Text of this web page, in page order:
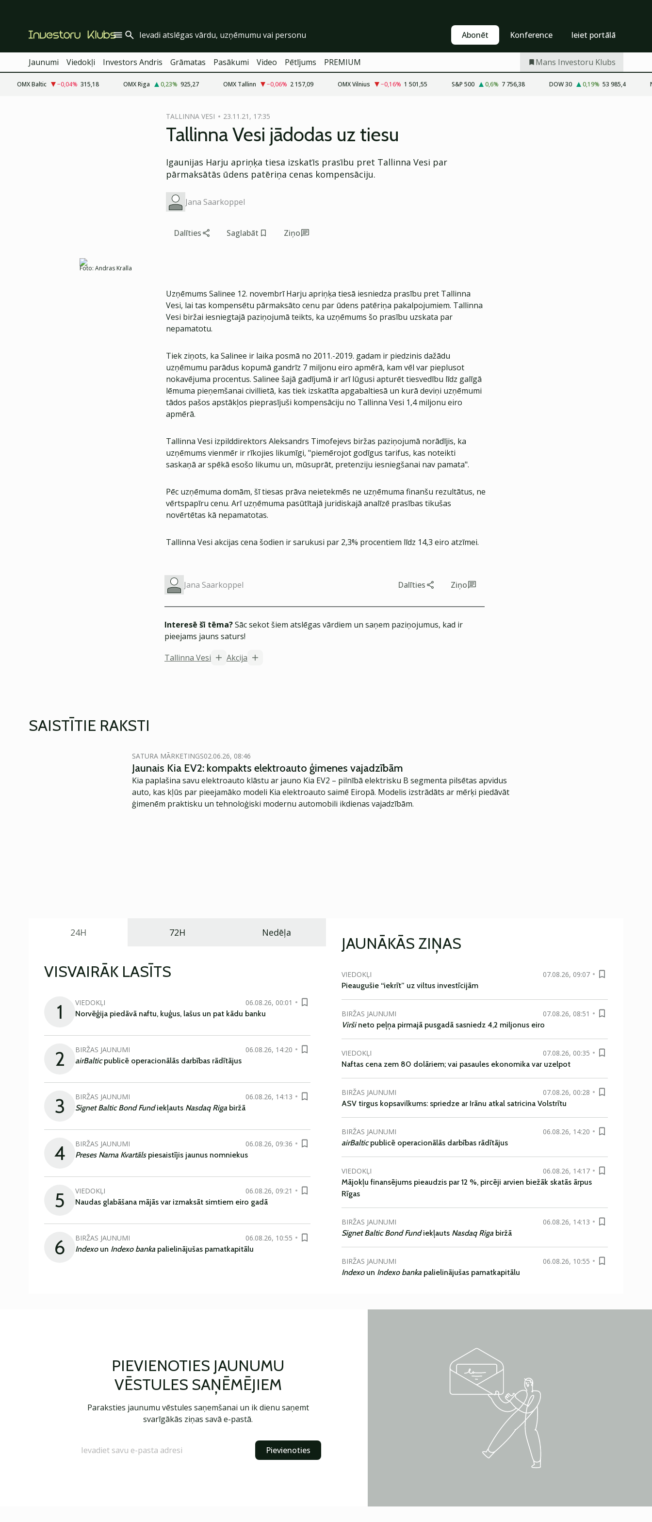
Abonēt Konference Ieiet portālā
Jaunumi Viedokļi Investors Andris Grāmatas Pasākumi Video Pētījums PREMIUM Mans Investoru Klubs
OMX Baltic −0,04% 315,18 OMX Riga 0,23% 925,27 OMX Tallinn −0,06% 2 157,09 OMX Vilnius −0,16% 1 501,55 S&P 500 0,6% 7 756,38 DOW 30 0,19% 53 985,4
TALLINNA VESI 23.11.21, 17:35
Tallinna Vesi jādodas uz tiesu
Igaunijas Harju apriņķa tiesa izskatīs prasību pret Tallinna Vesi par
pārmaksātās ūdens patēriņa cenas kompensāciju.
Jana Saarkoppel
Dalīties Saglabāt Ziņo
Foto: Andras Kralla
Uzņēmums Salinee 12. novembrī Harju apriņķa tiesā iesniedza prasību pret Tallinna
Vesi, lai tas kompensētu pārmaksāto cenu par ūdens patēriņa pakalpojumiem. Tallinna
Vesi biržai iesniegtajā paziņojumā teikts, ka uzņēmums šo prasību uzskata par
nepamatotu.
Tiek ziņots, ka Salinee ir laika posmā no 2011.-2019. gadam ir piedzinis dažādu
uzņēmumu parādus kopumā gandrīz 7 miljonu eiro apmērā, kam vēl var pieplusot
nokavējuma procentus. Salinee šajā gadījumā ir arī lūgusi apturēt tiesvedību līdz galīgā
lēmuma pieņemšanai civillietā, kas tiek izskatīta apgabaltiesā un kurā deviņi uzņēmumi
tādos pašos apstākļos pieprasījuši kompensāciju no Tallinna Vesi 1,4 miljonu eiro
apmērā.
Tallinna Vesi izpilddirektors Aleksandrs Timofejevs biržas paziņojumā norādījis, ka
uzņēmums vienmēr ir rīkojies likumīgi, "piemērojot godīgus tarifus, kas noteikti
saskaņā ar spēkā esošo likumu un, mūsuprāt, pretenziju iesniegšanai nav pamata".
Pēc uzņēmuma domām, šī tiesas prāva neietekmēs ne uzņēmuma finanšu rezultātus, ne
vērtspapīru cenu. Arī uzņēmuma pasūtītajā juridiskajā analīzē prasības tikušas
novērtētas kā nepamatotas.
Tallinna Vesi akcijas cena šodien ir sarukusi par 2,3% procentiem līdz 14,3 eiro atzīmei.
Jana Saarkoppel Dalīties Ziņo
Interesē šī tēma?Sāc sekot šiem atslēgas vārdiem un saņem paziņojumus, kad ir
pieejams jauns saturs!
Tallinna Vesi
Akcija
SAISTĪTIE RAKSTI
SATURA MĀRKETINGS02.06.26, 08:46
Jaunais Kia EV2: kompakts elektroauto ģimenes vajadzībām
Kia paplašina savu elektroauto klāstu ar jauno Kia EV2 – pilnībā elektrisku B segmenta pilsētas apvidus
auto, kas kļūs par pieejamāko modeli Kia elektroauto saimē Eiropā. Modelis izstrādāts ar mērķi piedāvāt
ģimenēm praktisku un tehnoloģiski modernu automobili ikdienas vajadzībām.
24H 72H Nedēļa
VISVAIRĀK LASĪTS
1 VIEDOKĻI
06.08.26, 00:01
Norvēģija piedāvā naftu, kuģus, lašus un pat kādu banku
2 BIRŽAS JAUNUMI
06.08.26, 14:20
airBalticpublicē operacionālās darbības rādītājus
3 BIRŽAS JAUNUMI
06.08.26, 14:13
Signet Baltic Bond Fundiekļauts Nasdaq Riga biržā
4 BIRŽAS JAUNUMI
06.08.26, 09:36
Preses Nama Kvartāls piesaistījis jaunus nomniekus
5 VIEDOKĻI
06.08.26, 09:21
Naudas glabāšana mājās var izmaksāt simtiem eiro gadā
6 BIRŽAS JAUNUMI
06.08.26, 10:55
Indexoun Indexo banka palielinājušas pamatkapitālu
JAUNĀKĀS ZIŅAS
VIEDOKĻI
07.08.26, 09:07
Pieaugušie “iekrīt” uz viltus investīcijām
BIRŽAS JAUNUMI
07.08.26, 08:51
Viršineto peļņa pirmajā pusgadā sasniedz 4,2 miljonus eiro
VIEDOKĻI
07.08.26, 00:35
Naftas cena zem 80 dolāriem; vai pasaules ekonomika var uzelpot
BIRŽAS JAUNUMI
07.08.26, 00:28
ASV tirgus kopsavilkums: spriedze ar Irānu atkal satricina Volstrītu
BIRŽAS JAUNUMI
06.08.26, 14:20
airBalticpublicē operacionālās darbības rādītājus
VIEDOKĻI
06.08.26, 14:17
Mājokļu finansējums pieaudzis par 12 %, pircēji arvien biežāk skatās ārpus
Rīgas
BIRŽAS JAUNUMI
06.08.26, 14:13
Signet Baltic Bond Fundiekļauts Nasdaq Riga biržā
BIRŽAS JAUNUMI
06.08.26, 10:55
Indexoun Indexo banka palielinājušas pamatkapitālu
PIEVIENOTIES JAUNUMU
VĒSTULES SAŅĒMĒJIEM
Paraksties jaunumu vēstules saņemšanai un ik dienu saņemt
svarīgākās ziņas savā e-pastā.
Pievienoties